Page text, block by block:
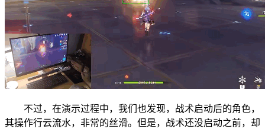
不过，在演示过程中，我们也发现，战术启动后的角色，
其操作行云流水，非常的丝滑。但是，战术还没启动之前，却